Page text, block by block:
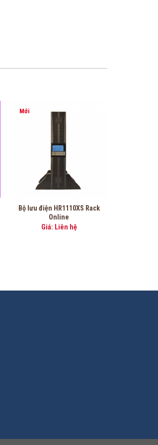
Mới
Bộ lưu điện HR1110XS Rack
Online
Giá: Liên hệ